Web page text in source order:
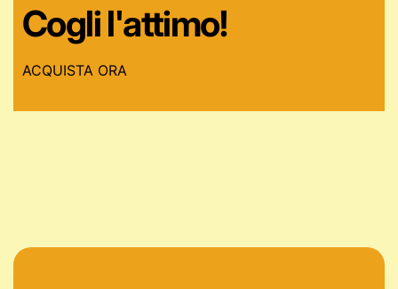
Cogli l'attimo!
ACQUISTA ORA